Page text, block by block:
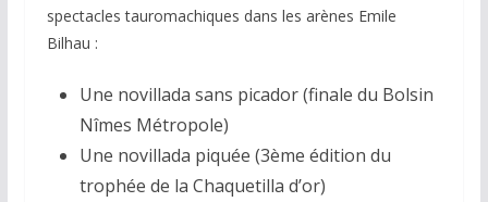
spectacles tauromachiques dans les arènes Emile
Bilhau :
Une novillada sans picador (finale du Bolsin
Nîmes Métropole)
Une novillada piquée (3ème édition du
trophée de la Chaquetilla d’or)